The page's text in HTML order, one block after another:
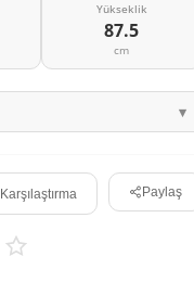
Yükseklik
87.5
cm
Karşılaştırma Paylaş